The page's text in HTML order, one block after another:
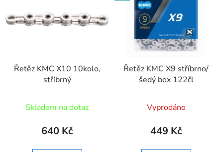
Řetěz KMC X10 10kolo,
stříbrný
Skladem na dotaz
640 Kč
Řetěz KMC X9 stříbrno/
šedý box 122čl
Vyprodáno
449 Kč